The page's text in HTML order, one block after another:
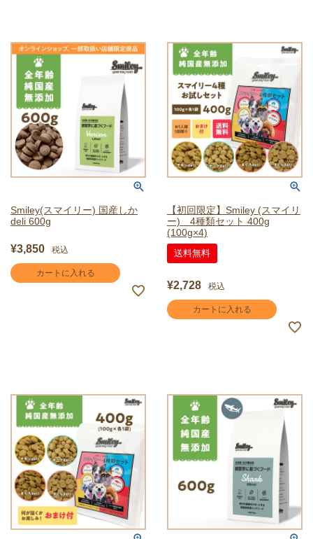
Smiley(スマイリー) 国産しか
deli 600g
¥3,850 税込
カートに入れる
【初回限定】Smiley (スマイリ
ー) 4種類セット 400g
(100g×4)
送料無料
¥2,728 税込
カートに入れる